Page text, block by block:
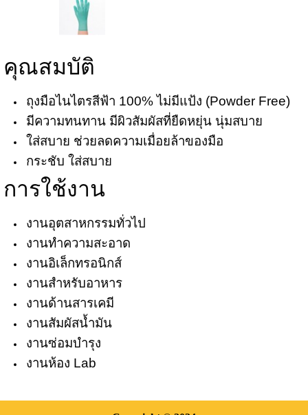
คุณสมบัติ
ถุงมือไนไตรสีฟ้า 100% ไม่มีแป้ง (Powder Free)
มีความทนทาน มีผิวสัมผัสที่ยืดหยุ่น นุ่มสบาย
ใส่สบาย ช่วยลดความเมื่อยล้าของมือ
กระชับ ใส่สบาย
การใช้งาน
งานอุตสาหกรรมทั่วไป
งานทำความสะอาด
งานอิเล็กทรอนิกส์
งานสำหรับอาหาร
งานด้านสารเคมี
งานสัมผัสน้ำมัน
งานซ่อมบำรุง
งานห้อง Lab